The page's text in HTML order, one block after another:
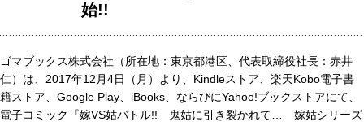
始!!
ゴマブックス株式会社（所在地：東京都港区、代表取締役社長：赤井
仁）は、2017年12月4日（月）より、Kindleストア、楽天Kobo電子書
籍ストア、Google Play、iBooks、ならびにYahoo!ブックストアにて、
電子コミック『嫁VS姑バトル!! 鬼姑に引き裂かれて… 嫁姑シリーズ